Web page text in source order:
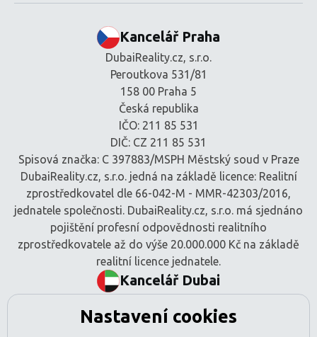
Kancelář Praha
DubaiReality.cz, s.r.o.
Peroutkova 531/81
158 00 Praha 5
Česká republika
IČO: 211 85 531
DIČ: CZ 211 85 531
Spisová značka: C 397883/MSPH Městský soud v Praze
DubaiReality.cz, s.r.o. jedná na základě licence: Realitní
zprostředkovatel dle 66-042-M - MMR-42303/2016,
jednatele společnosti. DubaiReality.cz, s.r.o. má sjednáno
pojištění profesní odpovědnosti realitního
zprostředkovatele až do výše 20.000.000 Kč na základě
realitní licence jednatele.
Kancelář Dubai
Tamani Arts Offices, Office 741
Nastavení cookies